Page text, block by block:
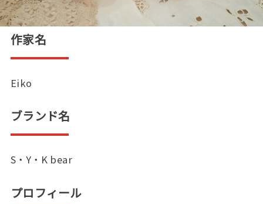
作家名
Eiko
ブランド名
S・Y・K bear
プロフィール